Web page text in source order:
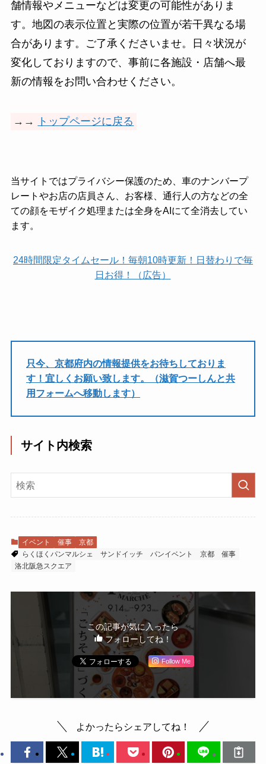
舗情報やメニューなどは変更の可能性がありま
す。地図の表示位置と実際の位置が若干異なる場
合があります。ご了承くださいませ。日々状況が
変化しておりますので、事前に各施設・店舗へ最
新の情報をお問い合わせください。
→→ トップページに戻る
当サイトではプライバシー保護のため、車のナンバープ
レートやお店の店員さん、お客様、通行人の方などの全
ての顔をモザイク処理または全身をAIにて全消去してい
ます。
24時間限定タイムセール！毎朝10時更新！日替わりで毎
日お得！（広告）
只今、京都府内の情報提供をお待ちしておりま
す！宜しくお願い致します。（滋賀つーしんと共
用フォームへ移動します）
サイト内検索
イベント 催事
京都
らくほくパンマルシェ
サンドイッチ パンイベント 京都
催事
洛北阪急スクエア
この記事が気に入ったら
フォローしてね！
Follow Me
よかったらシェアしてね！